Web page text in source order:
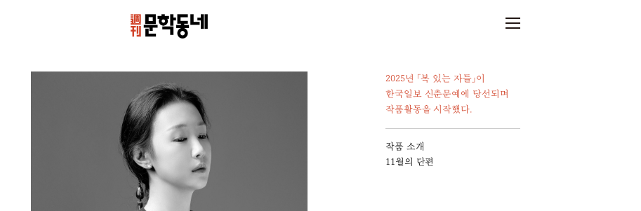
2025년 「복 있는 자들」이
한국일보 신춘문예에 당선되며
작품활동을 시작했다.
작품 소개
11월의 단편